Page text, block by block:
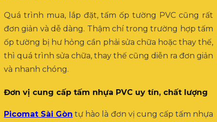
Quá trình mua, lắp đặt, tấm ốp tường PVC cũng rất
đơn giản và dễ dàng. Thậm chí trong trường hợp tấm
ốp tường bị hư hỏng cần phải sửa chữa hoặc thay thế,
thì quá trình sửa chữa, thay thế cũng diễn ra đơn giản
và nhanh chóng.
Đơn vị cung cấp tấm nhựa PVC uy tín, chất lượng
Picomat Sài Gòn tự hào là đơn vị cung cấp tấm nhựa